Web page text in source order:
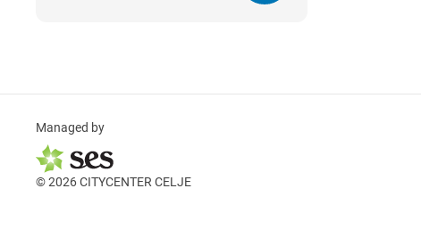
Managed by
© 2026 CITYCENTER CELJE